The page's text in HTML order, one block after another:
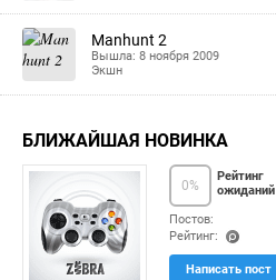
Manhunt 2
Вышла: 8 ноября 2009
Экшн
БЛИЖАЙШАЯ НОВИНКА
0%
Рейтинг
ожиданий
Постов:
Рейтинг:
(po
ints
Написать пост